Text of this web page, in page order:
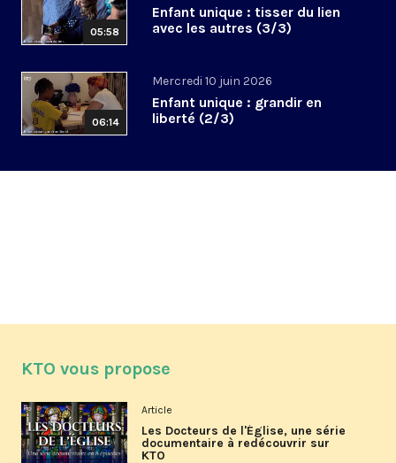
05:58
Enfant unique : tisser du lien
avec les autres (3/3)
06:14
Mercredi 10 juin 2026
Enfant unique : grandir en
liberté (2/3)
KTO vous propose
Article
Les Docteurs de l'Église, une série
documentaire à redécouvrir sur
KTO